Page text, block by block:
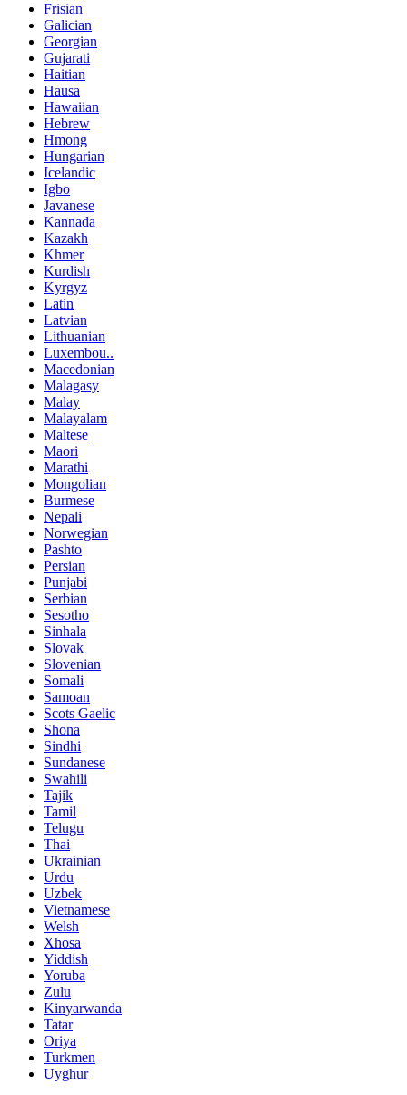
Frisian
Galician
Georgian
Gujarati
Haitian
Hausa
Hawaiian
Hebrew
Hmong
Hungarian
Icelandic
Igbo
Javanese
Kannada
Kazakh
Khmer
Kurdish
Kyrgyz
Latin
Latvian
Lithuanian
Luxembou..
Macedonian
Malagasy
Malay
Malayalam
Maltese
Maori
Marathi
Mongolian
Burmese
Nepali
Norwegian
Pashto
Persian
Punjabi
Serbian
Sesotho
Sinhala
Slovak
Slovenian
Somali
Samoan
Scots Gaelic
Shona
Sindhi
Sundanese
Swahili
Tajik
Tamil
Telugu
Thai
Ukrainian
Urdu
Uzbek
Vietnamese
Welsh
Xhosa
Yiddish
Yoruba
Zulu
Kinyarwanda
Tatar
Oriya
Turkmen
Uyghur